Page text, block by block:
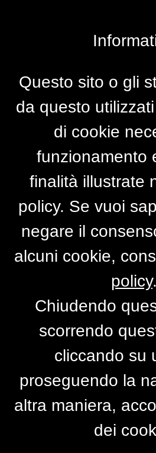
nuvola dietro la
montagna
di
Questo sito o gli
da questo
di cookie
funzionamento
finalità illustrate
policy. Se vuoi
negare il
alcuni cookie,
policy.
Chiudendo
scorrendo
cliccando su
proseguendo la
altra maniera,
dei